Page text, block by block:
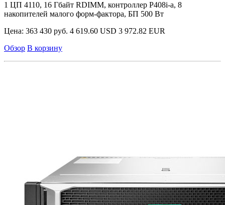
1 ЦП 4110, 16 Гбайт RDIMM, контроллер P408i-a, 8
накопителей малого форм-фактора, БП 500 Вт
Цена: 363 430 руб. 4 619.60 USD 3 972.82 EUR
Обзор В корзину